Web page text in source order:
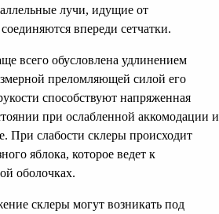
лучи, идущие от
впереди сетчатки.
всего обусловлена удлинением
преломляющей силой его
способствуют напряженная
при ослабленной аккомодации и
При слабости склеры происходит
яблока, которое ведет к
оболочках.
склеры могут возникать под